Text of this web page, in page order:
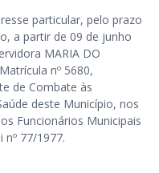
particular, pelo prazo
a partir de 09 de junho
MARIA DO
nº 5680,
de Combate às
deste Município, nos
Funcionários Municipais
77/1977.